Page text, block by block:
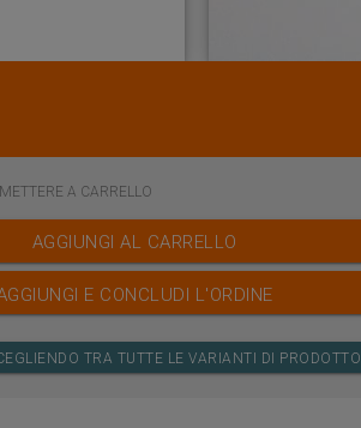
A CARRELLO
AGGIUNGI AL CARRELLO
E CONCLUDI L'ORDINE
TRA TUTTE LE VARIANTI DI PRODOTTO